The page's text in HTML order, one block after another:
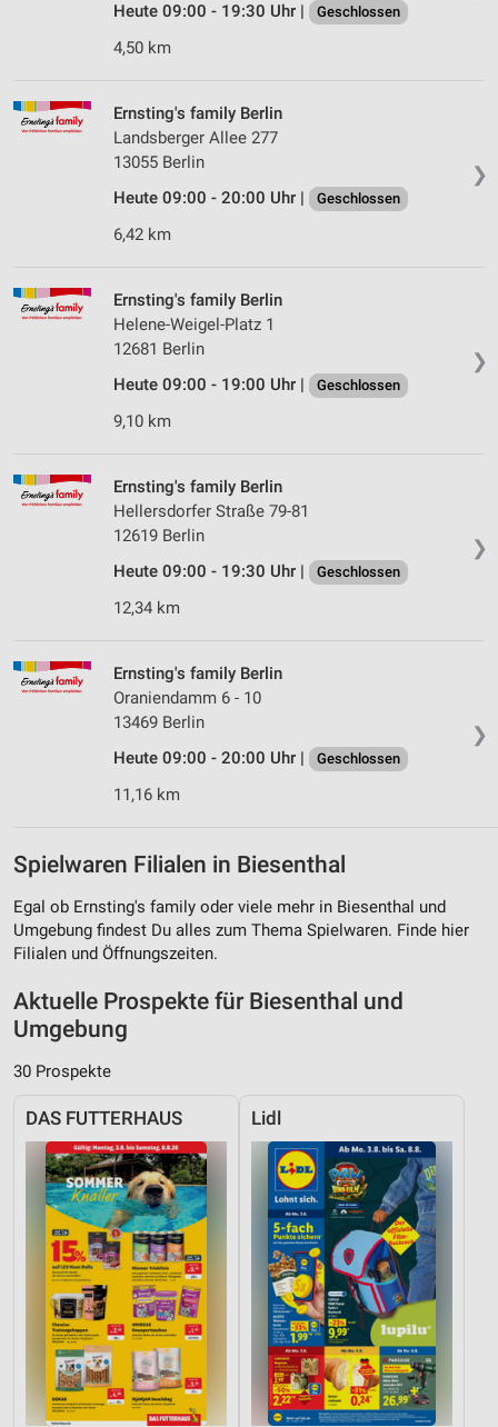
Heute 09:00 - 19:30 Uhr |
Geschlossen
4,50 km
❯
Ernsting's family Berlin
Landsberger Allee 277
13055 Berlin
Heute 09:00 - 20:00 Uhr |
Geschlossen
6,42 km
❯
Ernsting's family Berlin
Helene-Weigel-Platz 1
12681 Berlin
Heute 09:00 - 19:00 Uhr |
Geschlossen
9,10 km
❯
Ernsting's family Berlin
Hellersdorfer Straße 79-81
12619 Berlin
Heute 09:00 - 19:30 Uhr |
Geschlossen
12,34 km
❯
Ernsting's family Berlin
Oraniendamm 6 - 10
13469 Berlin
Heute 09:00 - 20:00 Uhr |
Geschlossen
11,16 km
Spielwaren Filialen in Biesenthal
Egal ob Ernsting's family oder viele mehr in Biesenthal und
Umgebung findest Du alles zum Thema Spielwaren. Finde hier
Filialen und Öffnungszeiten.
Aktuelle Prospekte für Biesenthal und
Umgebung
30 Prospekte
DAS FUTTERHAUS Lidl